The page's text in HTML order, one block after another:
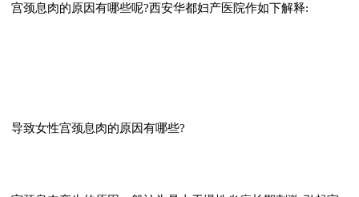
宫颈息肉的原因有哪些呢?西安华都妇产医院作如下解释:
导致女性宫颈息肉的原因有哪些?